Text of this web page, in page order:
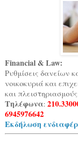
Financial & Law:
Ρυθμίσεις δανείων
νοικοκυριά και
και
Τηλέφωνα:
6945976642
Εκδήλωση